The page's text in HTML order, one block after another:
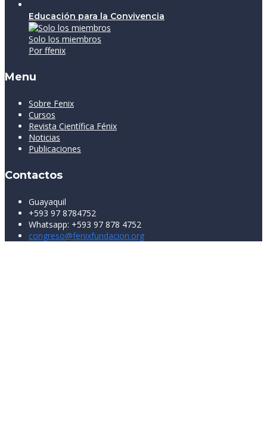
Educación para la Convivencia
Solo los miembros
Por ffenix
Menu
Sobre Fenix
Cursos
Revista Científica Fénix
Noticias
Publicaciones
Contactos
Guayaquil
+593 97 8784752
Whatsapp: +593 97 878 4752
congreso@fenixfundacion.org